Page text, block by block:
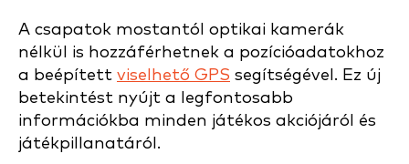
A csapatok mostantól optikai kamerák
nélkül is hozzáférhetnek a pozícióadatokhoz
a beépített viselhető GPS segítségével. Ez új
betekintést nyújt a legfontosabb
információkba minden játékos akciójáról és
játékpillanatáról.